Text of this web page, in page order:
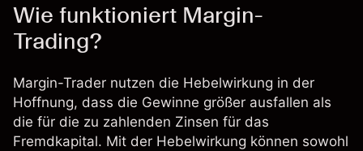
Wie funktioniert Margin-
Trading?
Margin-Trader nutzen die Hebelwirkung in der
Hoffnung, dass die Gewinne größer ausfallen als
die für die zu zahlenden Zinsen für das
Fremdkapital. Mit der Hebelwirkung können sowohl